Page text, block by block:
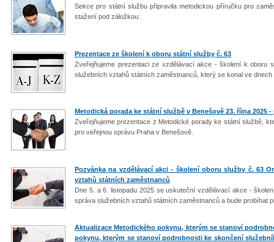
Sekce pro státní službu připravila metodickou příručku pro
stažení pod záložkou:
Prezentace ze školení k oboru státní služby č. 63
Zveřejňujeme prezentaci ze vzdělávací akce - školení k
služebních vztahů státních zaměstnanců, který se konal ve
Metodická porada ke státní službě v Benešově 23. října 2025 -
Zveřejňujeme prezentace z Metodické porady ke státní službě,
pro veřejnou správu Praha v Benešově.
Pozvánka na vzdělávací akci - školení oboru služby č. 63
vztahů státních zaměstnanců
Dne 5. a 6. listopadu 2025 se uskuteční vzdělávací akce -
správa služebních vztahů státních zaměstnanců a bude probíhat
Aktualizace Metodického pokynu, kterým se stanoví
pokynu, kterým se stanoví podrobnosti ke skončení